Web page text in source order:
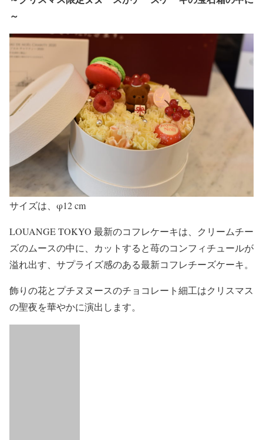
～
サイズは、φ12 cm
LOUANGE TOKYO 最新のコフレケーキは、クリームチー
ズのムースの中に、カットすると苺のコンフィチュールが
溢れ出す、サプライズ感のある最新コフレチーズケーキ。
飾りの花とプチヌヌースのチョコレート細工はクリスマス
の聖夜を華やかに演出します。